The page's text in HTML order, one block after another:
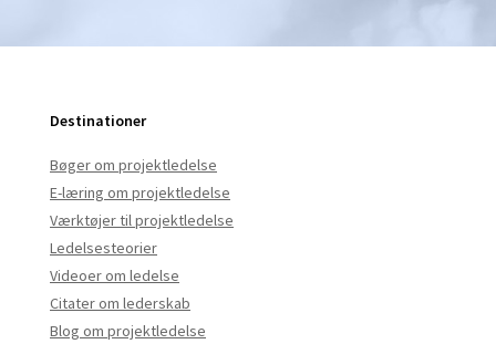
Destinationer
Bøger om projektledelse
E-læring om projektledelse
Værktøjer til projektledelse
Ledelsesteorier
Videoer om ledelse
Citater om lederskab
Blog om projektledelse